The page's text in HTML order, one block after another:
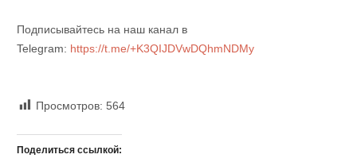
Подписывайтесь на наш канал в
Telegram: https://t.me/+K3QIJDVwDQhmNDMy
Просмотров: 564
Поделиться ссылкой: